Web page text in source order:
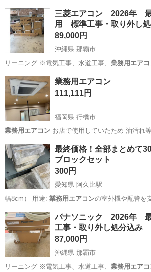
日128日★クリーンルーム内作業★マイカー通勤
★就業先食堂利用可！日払い制度あり！《茨城県常陸
工場のお仕事 ◇コネクタ製造工...
茨城 常陸大宮市
三菱エアコン 2026年
用 標準工事・取り外し
89,000円
沖縄県 那覇市
リーニング ※電気工事、水道工事、 業務用エアコ
多数在籍してお…
沖縄 那覇市 季節、空調家電
業務用エアコン
111,111円
福岡県 行橋市
業務用エアコンお店で使用していたため 油汚れ
福岡 行橋市 季節、空調家電
最終価格！全部まとめて
ブロックセット
300円
愛知県 阿久比駅
幅8cm） 用途: 業務用エアコンの室外機や配管を
用…
愛知 知多郡 阿久比駅 コン
パナソニック 2026年
工事・取り外し処分込み
87,000円
沖縄県 那覇市
リーニング ※電気工事、水道工事、 業務用エアコ